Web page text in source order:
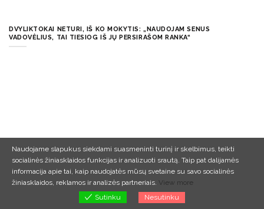
DVYLIKTOKAI NETURI, IŠ KO MOKYTIS: „NAUDOJAM SENUS
VADOVĖLIUS, TAI TIESIOG IŠ JŲ PERSIRAŠOM RANKA“
Naudojame slapukus siekdami suasmeninti turinį ir skelbimus, teikti
socialinės žiniasklaidos funkcijas ir analizuoti srautą. Taip pat dalijamės
informacija apie tai, kaip naudojatės mūsų svetaine su savo socialinės
žiniasklaidos, reklamos ir analizės partneriais. View more
Sutinku
Nesutinku